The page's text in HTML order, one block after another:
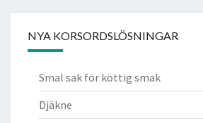
NYA KORSORDSLÖSNINGAR
Smal sak för köttig smak
Djäkne